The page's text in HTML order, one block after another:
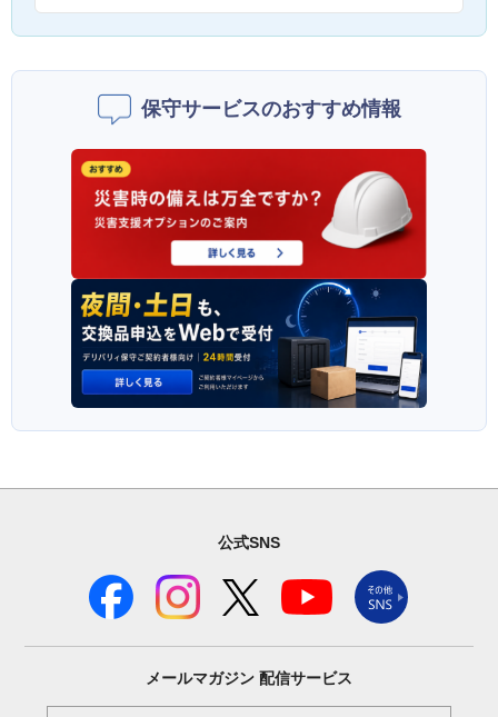
保守サービスのおすすめ情報
公式SNS
メールマガジン 配信サービス